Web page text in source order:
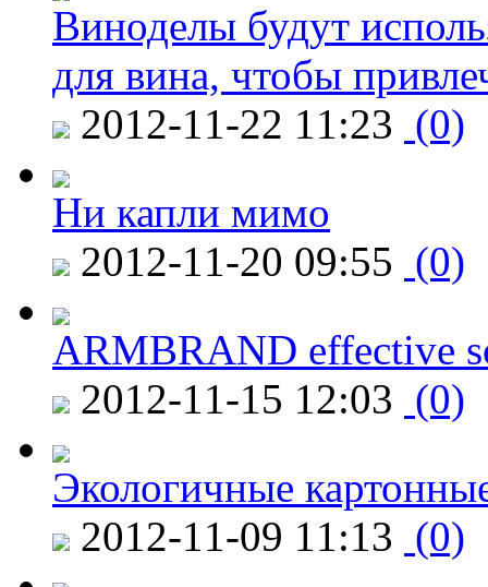
Виноделы будут
для вина, чтобы
2012-11-22 11:23 (0)
Ни капли мимо
2012-11-20 09:55 (0)
ARMBRAND effective
2012-11-15 12:03 (0)
Экологичные
2012-11-09 11:13 (0)